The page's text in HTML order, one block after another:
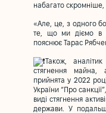
набагато скромніше,
«Але, це, з одного
те, що ми діємо в
пояснює Тарас
Також,
стягнення майна,
прийнята у 2022
України “Про
виді стягнення
держави. У